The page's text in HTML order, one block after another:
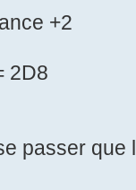
+2
2D8
passer